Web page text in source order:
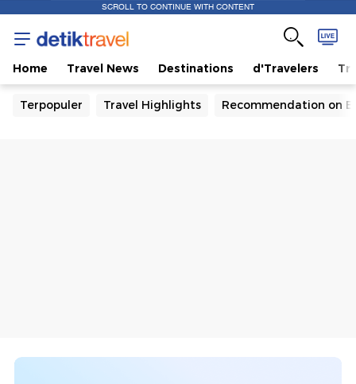
SCROLL TO CONTINUE WITH CONTENT
Home Travel News Destinations d'Travelers
Terpopuler Travel Highlights Recommendation on